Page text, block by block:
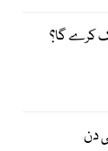
کرے گا؟
دن